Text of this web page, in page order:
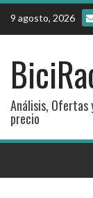
Skip
content
9 agosto, 2026
Análisis, Ofertas
precio